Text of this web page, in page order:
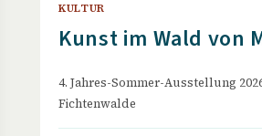
KULTUR
Kunst im Wald von
4. Jahres-Sommer-Ausstellung
Fichtenwalde